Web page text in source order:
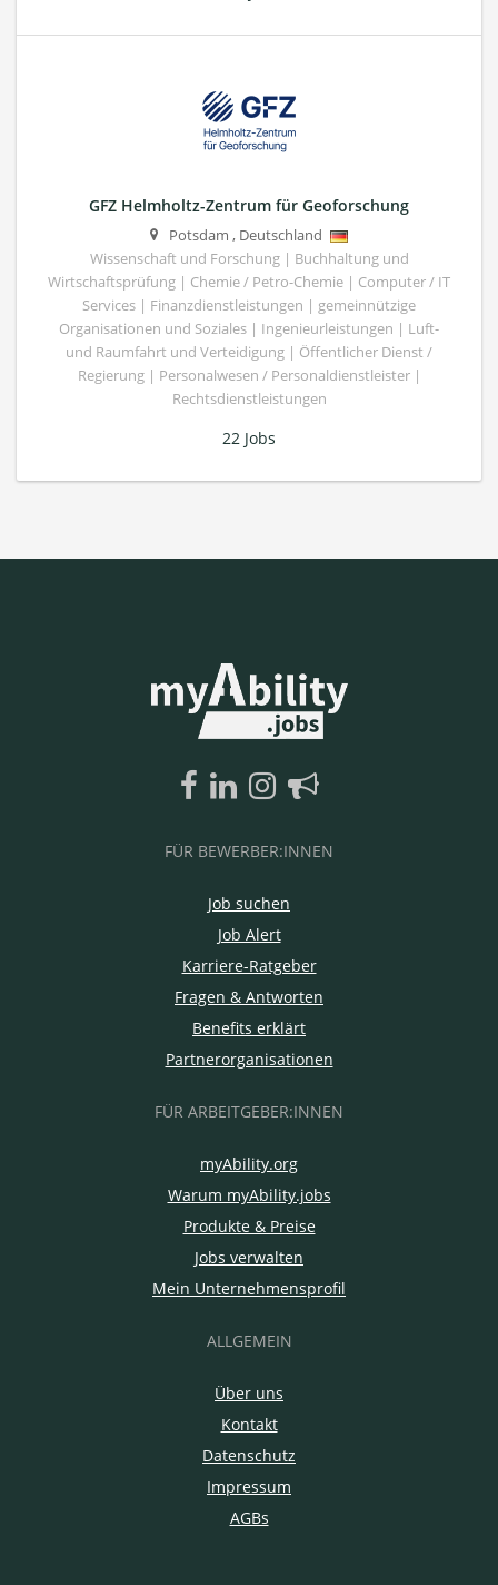
GFZ Helmholtz-Zentrum für Geoforschung
Potsdam , Deutschland
Wissenschaft und Forschung | Buchhaltung und
Wirtschaftsprüfung | Chemie / Petro-Chemie | Computer / IT
Services | Finanzdienstleistungen | gemeinnützige
Organisationen und Soziales | Ingenieurleistungen | Luft-
und Raumfahrt und Verteidigung | Öffentlicher Dienst /
Regierung | Personalwesen / Personaldienstleister |
Rechtsdienstleistungen
22 Jobs
FÜR BEWERBER:INNEN
Job suchen
Job Alert
Karriere-Ratgeber
Fragen & Antworten
Benefits erklärt
Partnerorganisationen
FÜR ARBEITGEBER:INNEN
myAbility.org
Warum myAbility.jobs
Produkte & Preise
Jobs verwalten
Mein Unternehmensprofil
ALLGEMEIN
Über uns
Kontakt
Datenschutz
Impressum
AGBs